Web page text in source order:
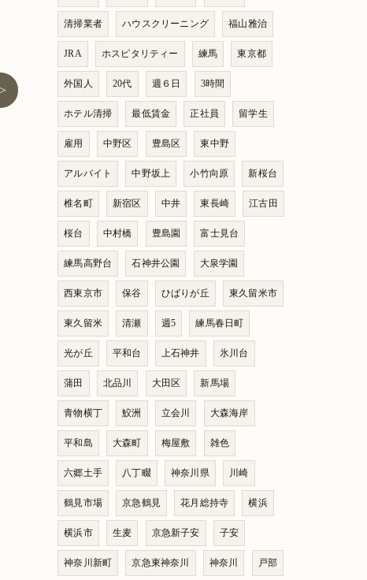
清掃業者 ハウスクリーニング 福山雅治
JRA ホスピタリティー 練馬 東京都
外国人 20代 週６日 3時間
ホテル清掃 最低賃金 正社員 留学生
雇用 中野区 豊島区 東中野
アルバイト 中野坂上 小竹向原 新桜台
椎名町 新宿区 中井 東長崎 江古田
桜台 中村橋 豊島園 富士見台
練馬高野台 石神井公園 大泉学園
西東京市 保谷 ひばりが丘 東久留米市
東久留米 清瀬 週5 練馬春日町
光が丘 平和台 上石神井 氷川台
蒲田 北品川 大田区 新馬場
青物横丁 鮫洲 立会川 大森海岸
平和島 大森町 梅屋敷 雑色
六郷土手 八丁畷 神奈川県 川崎
鶴見市場 京急鶴見 花月総持寺 横浜
横浜市 生麦 京急新子安 子安
神奈川新町 京急東神奈川 神奈川 戸部